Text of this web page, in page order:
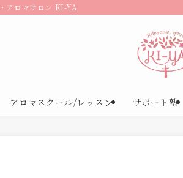
アロマサロン KI-YA
アロマスクール/レッスン サポート塾